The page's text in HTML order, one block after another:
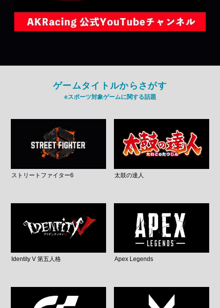
ゲームタイトルからさがす
eスポーツ対象ゲームに関する話題
ストリートファイター6 太鼓の達人
Identity V 第五人格 Apex Legends